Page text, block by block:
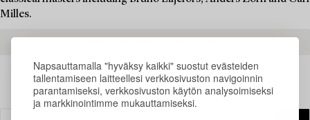
Napsauttamalla "hyväksy kaikki" suostut evästeiden
tallentamiseen laitteellesi verkkosivuston navigoinnin
parantamiseksi, verkkosivuston käytön analysoimiseksi
ja markkinointimme mukauttamiseksi.
Milles.